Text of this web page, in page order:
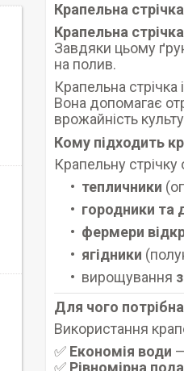
​Крапельна
Крапельна стрічка
Завдяки цьому
на полив.
Крапельна
Вона допомагає
врожайність
Кому підходить
Крапельну
тепличники
городники та
фермери
ягідники
вирощування
Для чого
Використання
✅ Економія води
✅ Рівномірна